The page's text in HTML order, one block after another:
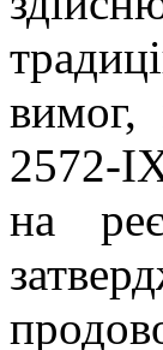
вимог,
2572-
на